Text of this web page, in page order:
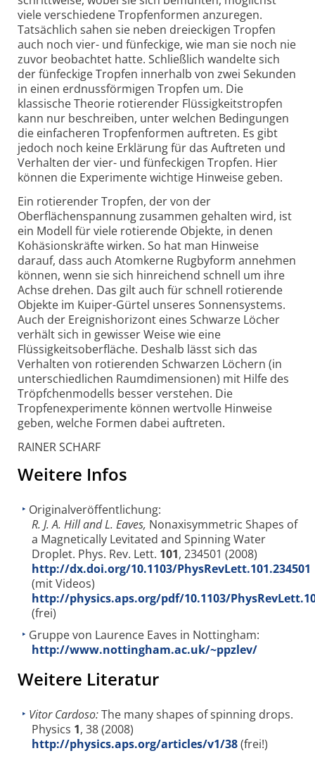
viele verschiedene Tropfenformen anzuregen.
Tatsächlich sahen sie neben dreieckigen Tropfen
auch noch vier- und fünfeckige, wie man sie noch nie
zuvor beobachtet hatte. Schließlich wandelte sich
der fünfeckige Tropfen innerhalb von zwei Sekunden
in einen erdnussförmigen Tropfen um. Die
klassische Theorie rotierender Flüssigkeitstropfen
kann nur beschreiben, unter welchen Bedingungen
die einfacheren Tropfenformen auftreten. Es gibt
jedoch noch keine Erklärung für das Auftreten und
Verhalten der vier- und fünfeckigen Tropfen. Hier
können die Experimente wichtige Hinweise geben.
Ein rotierender Tropfen, der von der
Oberflächenspannung zusammen gehalten wird, ist
ein Modell für viele rotierende Objekte, in denen
Kohäsionskräfte wirken. So hat man Hinweise
darauf, dass auch Atomkerne Rugbyform annehmen
können, wenn sie sich hinreichend schnell um ihre
Achse drehen. Das gilt auch für schnell rotierende
Objekte im Kuiper-Gürtel unseres Sonnensystems.
Auch der Ereignishorizont eines Schwarze Löcher
verhält sich in gewisser Weise wie eine
Flüssigkeitsoberfläche. Deshalb lässt sich das
Verhalten von rotierenden Schwarzen Löchern (in
unterschiedlichen Raumdimensionen) mit Hilfe des
Tröpfchenmodells besser verstehen. Die
Tropfenexperimente können wertvolle Hinweise
geben, welche Formen dabei auftreten.
RAINER SCHARF
Weitere Infos
Originalveröffentlichung:
R. J. A. Hill and L. Eaves, Nonaxisymmetric Shapes of
a Magnetically Levitated and Spinning Water
Droplet. Phys. Rev. Lett. 101, 234501 (2008)
http://dx.doi.org/10.1103/PhysRevLett.101.234501
(mit Videos)
http://physics.aps.org/pdf/10.1103/
(frei)
Gruppe von Laurence Eaves in Nottingham:
http://www.nottingham.ac.uk/~ppzlev/
Weitere Literatur
Vitor Cardoso:The many shapes of spinning drops.
Physics 1, 38 (2008)
http://physics.aps.org/articles/v1/38(frei!)